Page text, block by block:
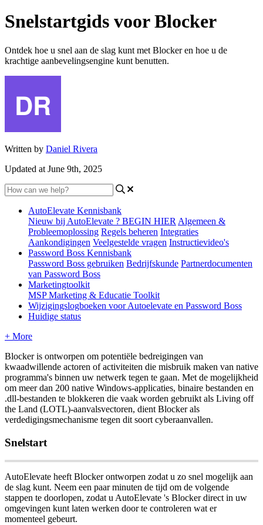
Snelstartgids voor Blocker
Ontdek hoe u snel aan de slag kunt met Blocker en hoe u de
krachtige aanbevelingsengine kunt benutten.
Written by Daniel Rivera
Updated at June 9th, 2025
AutoElevate Kennisbank
Nieuw bij AutoElevate ? BEGIN HIER Algemeen &
Probleemoplossing Regels beheren Integraties
Aankondigingen Veelgestelde vragen Instructievideo's
Password Boss Kennisbank
Password Boss gebruiken Bedrijfskunde Partnerdocumenten
van Password Boss
Marketingtoolkit
MSP Marketing & Educatie Toolkit
Wijzigingslogboeken voor Autoelevate en Password Boss
Huidige status
+ More
Blocker is ontworpen om potentiële bedreigingen van
kwaadwillende actoren of activiteiten die misbruik maken van native
programma's binnen uw netwerk tegen te gaan. Met de mogelijkheid
om meer dan 200 native Windows-applicaties, binaire bestanden en
.dll-bestanden te blokkeren die vaak worden gebruikt als Living off
the Land (LOTL)-aanvalsvectoren, dient Blocker als
verdedigingsmechanisme tegen dit soort cyberaanvallen.
Snelstart
AutoElevate heeft Blocker ontworpen zodat u zo snel mogelijk aan
de slag kunt. Neem een paar minuten de tijd om de volgende
stappen te doorlopen, zodat u AutoElevate 's Blocker direct in uw
omgevingen kunt laten werken door te controleren wat er
momenteel gebeurt.